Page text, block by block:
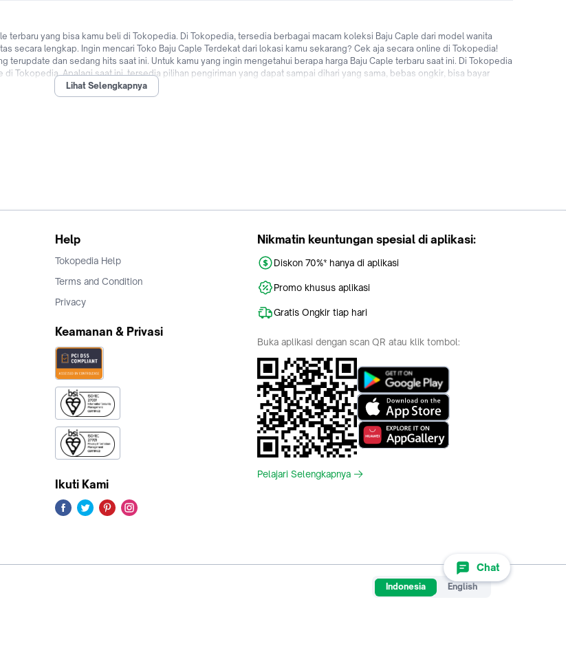
terbaru yang bisa kamu beli di Tokopedia. Di Tokopedia, tersedia berbagai macam koleksi Baju Caple dari model wanita
secara lengkap. Ingin mencari Toko Baju Caple Terdekat dari lokasi kamu sekarang? Cek aja secara online di Tokopedia!
terupdate dan sedang hits saat ini. Untuk kamu yang ingin mengetahui berapa harga Baju Caple terbaru saat ini. Di Tokopedia
Tokopedia. Apalagi saat ini, tersedia pilihan pengiriman yang dapat sampai dihari yang sama, bebas ongkir, bisa bayar
Caple untuk pengguna baru! Saatnya upgrade penampilan kamu agar lebih trendi & cantik menggunakan fashion wanita
dengan mudah dan cepat kapanpun dimanapun di Tokopedia sekarang!
Lihat Selengkapnya
Chat
Help
Tokopedia Help
Terms and Condition
Privacy
Keamanan & Privasi
Ikuti Kami
Nikmatin keuntungan spesial di aplikasi:
Diskon 70%* hanya di aplikasi
Promo khusus aplikasi
Gratis Ongkir tiap hari
Buka aplikasi dengan scan QR atau klik tombol:
Pelajari Selengkapnya
Indonesia English